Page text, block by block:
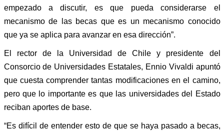
empezado a discutir, es que pueda considerarse el
mecanismo de las becas que es un mecanismo conocido
que ya se aplica para avanzar en esa dirección”.
El rector de la Universidad de Chile y presidente del
Consorcio de Universidades Estatales, Ennio Vivaldi apuntó
que cuesta comprender tantas modificaciones en el camino,
pero que lo importante es que las universidades del Estado
reciban aportes de base.
“Es difícil de entender esto de que se haya pasado a becas,